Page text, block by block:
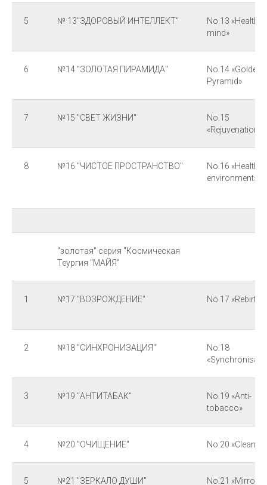
5 № 13"ЗДОРОВЫЙ ИНТЕЛЛЕКТ"
No.13 «Healthy
mind»
6 №14 "ЗОЛОТАЯ ПИРАМИДА"
No.14 «Golden
Pyramid»
7 №15 "СВЕТ ЖИЗНИ"
No.15
«Rejuvenation»
8 №16 "ЧИСТОЕ ПРОСТРАНСТВО"
No.16 «Healthy
environment»
"золотая" серия "Космическая
Теургия "МАЙЯ"
1 №17 "ВОЗРОЖДЕНИЕ" No.17 «Rebirth»
2 №18 "СИНХРОНИЗАЦИЯ"
No.18
3 №19 "АНТИТАБАК"
No.19 «Anti-
tobacco»
4 №20 "ОЧИЩЕНИЕ" No.20
5 №21 "ЗЕРКАЛО ДУШИ" No.21 «Mirror